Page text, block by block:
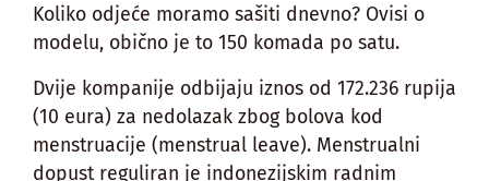
Koliko odjeće moramo sašiti dnevno? Ovisi o
modelu, obično je to 150 komada po satu.
Dvije kompanije odbijaju iznos od 172.236 rupija
(10 eura) za nedolazak zbog bolova kod
menstruacije (menstrual leave). Menstrualni
dopust reguliran je indonezijskim radnim